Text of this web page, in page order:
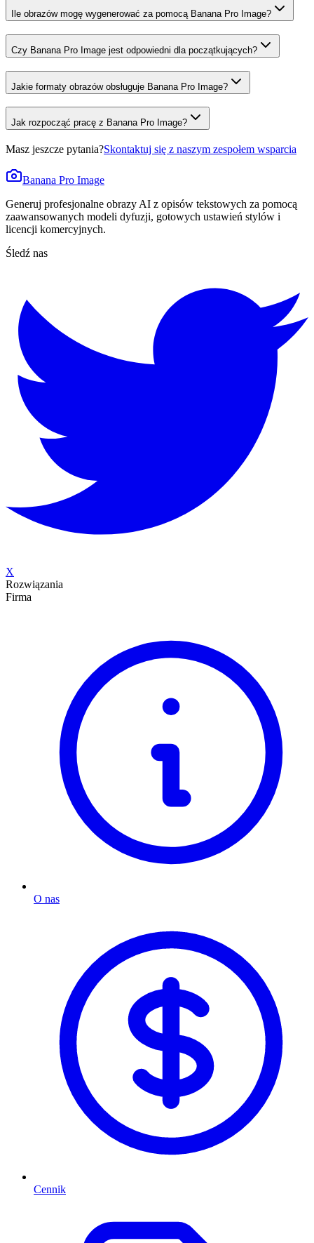
Ile obrazów mogę wygenerować za pomocą Banana Pro Image?
Czy Banana Pro Image jest odpowiedni dla początkujących?
Jakie formaty obrazów obsługuje Banana Pro Image?
Jak rozpocząć pracę z Banana Pro Image?
Masz jeszcze pytania?Skontaktuj się z naszym zespołem wsparcia
Banana Pro Image
Generuj profesjonalne obrazy AI z opisów tekstowych za pomocą
zaawansowanych modeli dyfuzji, gotowych ustawień stylów i
licencji komercyjnych.
Śledź nas
X
Rozwiązania
Firma
O nas
Cennik